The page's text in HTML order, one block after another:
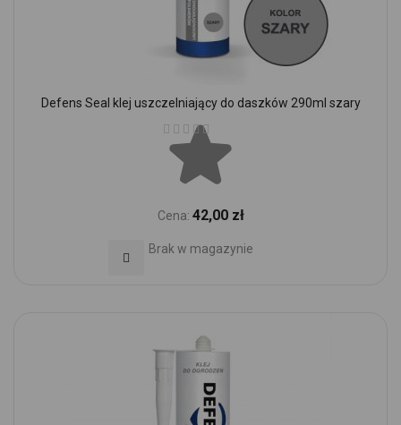
Defens Seal klej uszczelniający do daszków 290ml szary
Ocena:
Cena: 42,00 zł
Brak w magazynie
Dodaj do Ulubionych